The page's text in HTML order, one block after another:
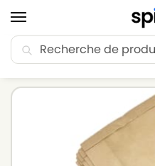
🚚 Livraison Point